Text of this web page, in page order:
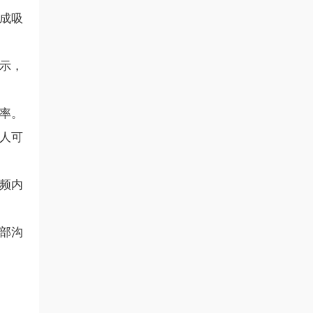
吸
，
。
可
内
沟